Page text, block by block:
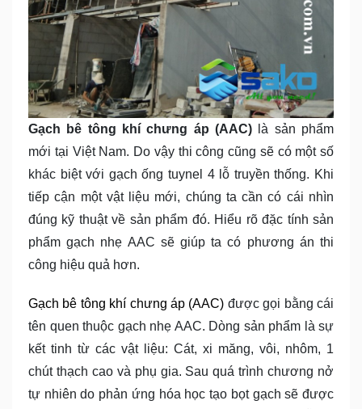
Gạch bê tông khí chưng áp (AAC) là sản phẩm
mới tại Việt Nam. Do vậy thi công cũng sẽ có một số
khác biệt với gạch ống tuynel 4 lỗ truyền thống. Khi
tiếp cận một vật liệu mới, chúng ta cần có cái nhìn
đúng kỹ thuật về sản phẩm đó. Hiểu rõ đặc tính sản
phẩm gạch nhẹ AAC sẽ giúp ta có phương án thi
công hiệu quả hơn.
Gạch bê tông khí chưng áp (AAC) được gọi bằng cái
tên quen thuộc gạch nhẹ AAC. Dòng sản phẩm là sự
kết tinh từ các vật liệu: Cát, xi măng, vôi, nhôm, 1
chút thạch cao và phụ gia. Sau quá trình chương nở
tự nhiên do phản ứng hóa học tạo bọt gạch sẽ được